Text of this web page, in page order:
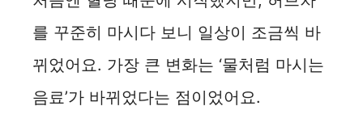
를 꾸준히 마시다 보니 일상이 조금씩 바
뀌었어요. 가장 큰 변화는 ‘물처럼 마시는
음료’가 바뀌었다는 점이었어요.